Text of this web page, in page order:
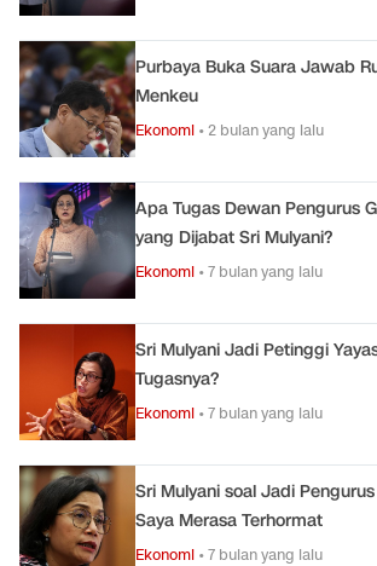
Purbaya Buka Suara Jawab
Menkeu
Ekonomi •2 bulan yang lalu
Apa Tugas Dewan Pengurus
yang Dijabat Sri Mulyani?
Ekonomi •7 bulan yang lalu
Sri Mulyani Jadi Petinggi
Tugasnya?
Ekonomi •7 bulan yang lalu
Sri Mulyani soal Jadi
Saya Merasa Terhormat
Ekonomi •7 bulan yang lalu